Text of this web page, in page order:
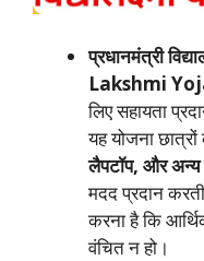
प्रधानमंत्री
Lakshmi
लिए सहायता
यह योजना
लैपटॉप, और
मदद प्रदान
करना है कि
वंचित न हो।